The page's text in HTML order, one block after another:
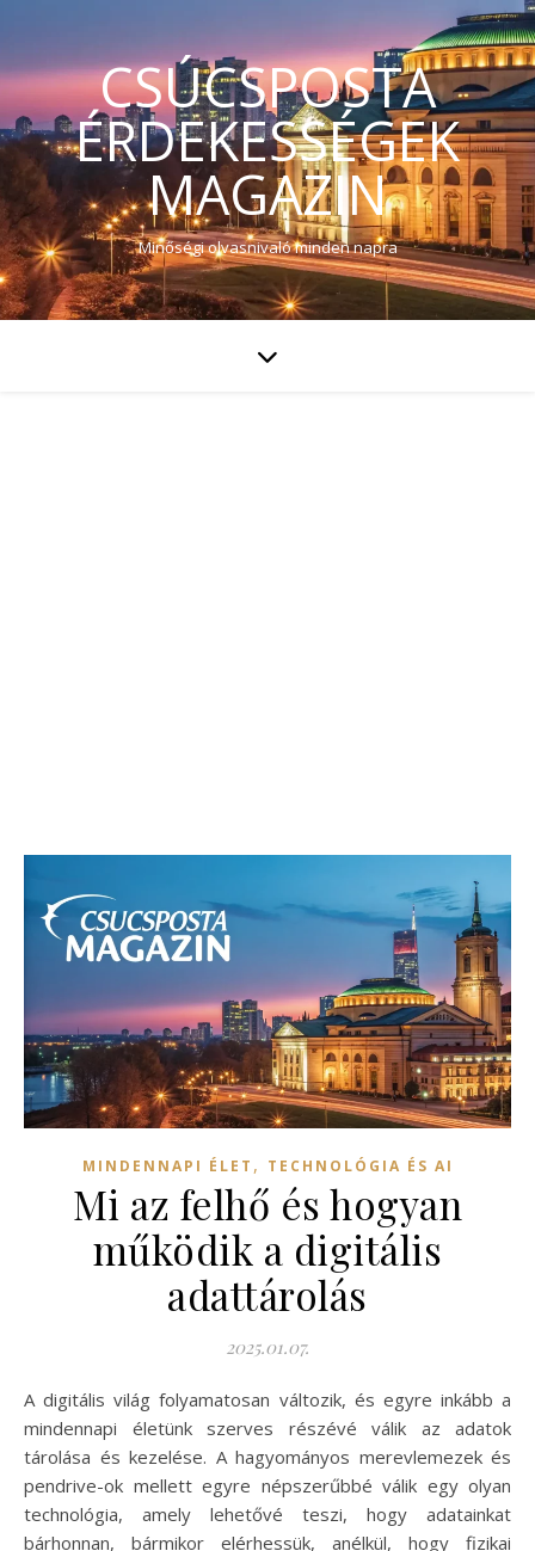
CSÚCSPOSTA
ÉRDEKESSÉGEK
MAGAZIN
Minőségi olvasnivaló minden napra
MINDENNAPI ÉLET , TECHNOLÓGIA ÉS AI
Mi az felhő és hogyan
működik a digitális
adattárolás
2025.01.07.
A digitális világ folyamatosan változik, és egyre inkább a
mindennapi életünk szerves részévé válik az adatok
tárolása és kezelése. A hagyományos merevlemezek és
pendrive-ok mellett egyre népszerűbbé válik egy olyan
technológia, amely lehetővé teszi, hogy adatainkat
bárhonnan, bármikor elérhessük, anélkül, hogy fizikai